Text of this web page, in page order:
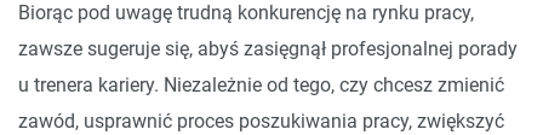
Biorąc pod uwagę trudną konkurencję na rynku pracy,
zawsze sugeruje się, abyś zasięgnął profesjonalnej porady
u trenera kariery. Niezależnie od tego, czy chcesz zmienić
zawód, usprawnić proces poszukiwania pracy, zwiększyć